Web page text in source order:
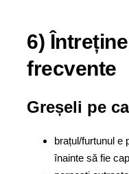
6)
frecvente
Greșeli pe
brațul/furtunul e
înainte să fie